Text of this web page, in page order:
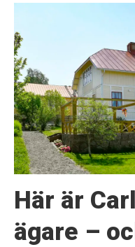
Här är
ägare –